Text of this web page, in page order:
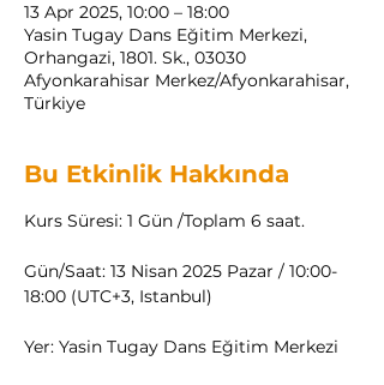
13 Apr 2025, 10:00 – 18:00
Yasin Tugay Dans Eğitim Merkezi,
Orhangazi, 1801. Sk., 03030
Afyonkarahisar Merkez/Afyonkarahisar,
Türkiye
Bu Etkinlik Hakkında
Kurs Süresi: 1 Gün /Toplam 6 saat.
Gün/Saat: 13 Nisan 2025 Pazar / 10:00-
18:00 (UTC+3, Istanbul)
Yer: Yasin Tugay Dans Eğitim Merkezi